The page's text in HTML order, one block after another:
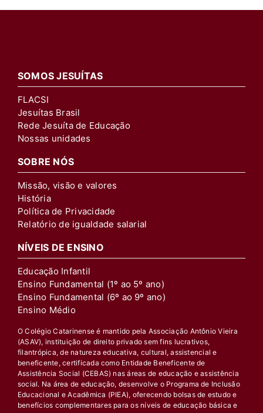
SOMOS JESUÍTAS
FLACSI
Jesuítas Brasil
Rede Jesuíta de Educação
Nossas unidades
SOBRE NÓS
Missão, visão e valores
História
Política de Privacidade
Relatório de igualdade salarial
NÍVEIS DE ENSINO
Educação Infantil
Ensino Fundamental (1º ao 5º ano)
Ensino Fundamental (6º ao 9º ano)
Ensino Médio
O Colégio Catarinense é mantido pela Associação Antônio Vieira
(ASAV), instituição de direito privado sem fins lucrativos,
filantrópica, de natureza educativa, cultural, assistencial e
beneficente, certificada como Entidade Beneficente de
Assistência Social (CEBAS) nas áreas de educação e assistência
social. Na área de educação, desenvolve o Programa de Inclusão
Educacional e Acadêmica (PIEA), oferecendo bolsas de estudo e
benefícios complementares para os níveis de educação básica e